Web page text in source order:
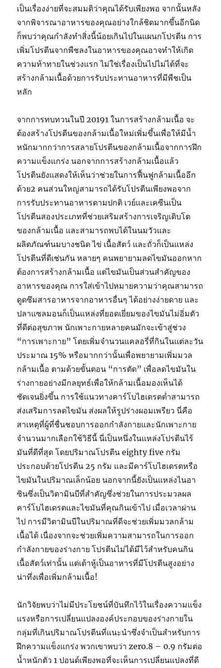
เป็นเรื่องง่ายที่จะสมมติว่าคุณได้รับเพียงพอ จากนั้นหลัง
จากพิจารณาอาหารของคุณอย่างใกล้ชิดมากขึ้นอีกนิด
ก็พบว่าคุณกำลังทำสิ่งนี้น้อยเกินไปในแผนกโปรตีน การ
เพิ่มโปรตีนจากพืชลงในอาหารของคุณอาจทำให้เกิด
ความท้าทายในช่วงแรก ไม่ใช่เรื่องเป็นไปไม่ได้ที่จะ
สร้างกล้ามเนื้อด้วยการรับประทานอาหารที่มีพืชเป็น
หลัก
จากการทบทวนในปี 20191 ในการสร้างกล้ามเนื้อ จะ
ต้องสร้างโปรตีนของกล้ามเนื้อใหม่เพิ่มขึ้นเพื่อให้มีน้ำ
หนักมากกว่าการสลายโปรตีนของกล้ามเนื้อจากการฝึก
ความแข็งแกร่ง นอกจากการสร้างกล้ามเนื้อแล้ว
โปรตีนยังแสดงให้เห็นว่าช่วยในการฟื้นฟูกล้ามเนื้ออีก
ด้วย2 คนส่วนใหญ่สามารถได้รับโปรตีนเพียงพอจาก
การรับประทานอาหารตามปกติ เวย์และเคซีนเป็น
โปรตีนสองประเภทที่ช่วยเสริมสร้างการเจริญเติบโต
ของกล้ามเนื้อ และสามารถพบได้ในนมวัวและ
ผลิตภัณฑ์นมบางชนิด ไข่ เนื้อสัตว์ และถั่วก็เป็นแหล่ง
โปรตีนที่ดีเช่นกัน หลายๆ คนพยายามลดไขมันออกหาก
ต้องการสร้างกล้ามเนื้อ แต่ไขมันเป็นส่วนสำคัญของ
อาหารของคุณ การใส่เข้าไปหมายความว่าคุณสามารถ
ดูดซึมสารอาหารจากอาหารอื่นๆ ได้อย่างง่ายดาย และ
ปลาแซลมอนก็เป็นแหล่งที่ยอดเยี่ยมของไขมันไม่อิ่มตัว
ที่ดีต่อสุขภาพ นักเพาะกายหลายคนมักจะเข้าสู่ช่วง
“การเพาะกาย” โดยเพิ่มจำนวนแคลอรี่ที่กินในแต่ละวัน
ประมาณ 15% หรือมากกว่านั้นเพื่อพยายามเพิ่มมวล
กล้ามเนื้อ ตามด้วยขั้นตอน “การตัด” เพื่อลดไขมันใน
ร่างกายอย่างมีกลยุทธ์เพื่อให้กล้ามเนื้อมองเห็นได้
ชัดเจนยิ่งขึ้น การใช้แนวทางคาร์โบไฮเดรตต่ำสามารถ
ส่งเสริมการลดไขมัน ส่งผลให้รูปร่างผอมเพรียว นี่คือ
สาเหตุที่ผู้ที่ชื่นชอบการออกกำลังกายและนักเพาะกาย
จำนวนมากเลือกใช้วิธีนี้ นี่เป็นหนึ่งในแหล่งโปรตีนไร้
มันที่ดีที่สุด โดยปริมาณโปรตีน eighty five กรัม
ประกอบด้วยโปรตีน 25 กรัม และมีคาร์โบไฮเดรตหรือ
ไขมันในปริมาณเล็กน้อย นอกจากนี้ยังเป็นแหล่งไนอา
ซินซึ่งเป็นวิตามินบีที่สำคัญซึ่งช่วยในการประมวลผล
คาร์โบไฮเดรตและไขมันที่คุณกินเข้าไป เมื่อเวลาผ่าน
ไป การมีวิตามินบีในปริมาณที่ดีจะช่วยเพิ่มมวลกล้าม
เนื้อได้ เนื่องจากจะช่วยเพิ่มความสามารถในการออก
กำลังกายของร่างกาย โปรตีนไม่ได้มีไว้สำหรับคนกิน
เนื้อสัตว์เท่านั้น แต่เต้าหู้เป็นอาหารที่มีโปรตีนสูงอย่าง
น่าทึ่งเพื่อเพิ่มกล้ามเนื้อ!
นักวิจัยพบว่าไม่มีประโยชน์ที่บันทึกไว้ในเรื่องความแข็ง
แรงหรือการเปลี่ยนแปลงองค์ประกอบของร่างกายใน
กลุ่มที่เกินปริมาณโปรตีนที่แนะนำซึ่งจำเป็นสำหรับการ
ฝึกความแข็งแกร่ง พวกเขาพบว่า zero.8 – 0.9 กรัมต่อ
น้ำหนักตัว 1 ปอนด์เพียงพอที่จะเห็นการเปลี่ยนแปลงที่ดี